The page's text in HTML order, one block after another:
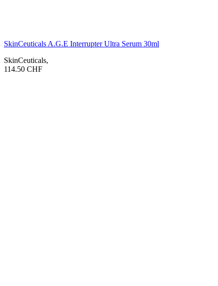
SkinCeuticals A.G.E Interrupter Ultra Serum 30ml
SkinCeuticals,
114.50 CHF